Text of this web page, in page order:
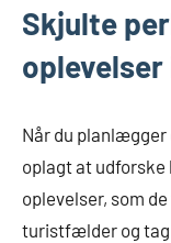
Skjulte
oplevelser
Når du planlægger
oplagt at udforske
oplevelser, som
turistfælder og tag